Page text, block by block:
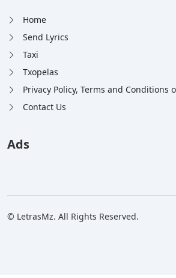
Home
Send Lyrics
Taxi
Txopelas
Privacy Policy, Terms and Conditions
Contact Us
Ads
© LetrasMz. All Rights Reserved.